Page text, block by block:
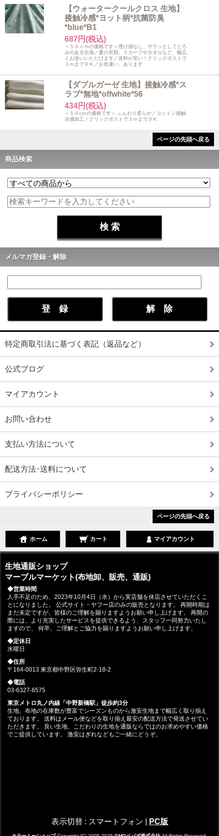
【ウォータークールクロス 生地】
接触冷感*ヨット柄*抗菌防臭
*blue*B1
687円(税込)
＜５０ｃｍの価格です＞透け感なし、サラッとしてとろ
みのある生地／夏の衣類、スカーフやタオルなど、幅広
くお使いいただけます／送料が安い！クリックポストで
３ｍまでＯＫ／お色違い、あります
【ダブルガーゼ 生地】接触冷感*ス
ラブ*無地*offwhite*56
434円(税込)
＜５０cｍの価格です＞ ふんわり柔らか／コットン接触
冷感加工／クリックポストで３ｍまでＯＫ
ページの先頭へ戻る
商品検索
メルマガ登録・解除
特定商取引法に基づく表記（返品など）
公式ブログ
マイアカウント
お問い合わせ
支払い方法について
配送方法･送料について
プライバシーポリシー
ページの先頭へ戻る
ホーム カート マイアカウント
生地通販ショップ
マーブルマーケット(布地卸、販売、通販)
◆営業時間
人手不足のため、2023年10月4日（水）から実店舗を休店させていただくこ
とになりました。 公式サイト・ヤフー店のみの販売となります。 再開時期は
まだ未定ですが、皆様のご理解を賜りますようお願い申し上げます。 再開の
際には、より充実したサービスを提供できるよう、スタッフ一同努力いたし
ますので、 何卒、ご理解とご協力を賜りますようお願い申し上げます。
◆定休日
水曜日
◆住所
〒164-0013 東京都中野区弥生町2-18-2
◆電話
03-6327-6575
東京メトロ丸ノ内線「中野新橋駅」徒歩約3分
生地、布地の在庫数が豊富でシーズンものから激安生地まで幅広く取り揃え
ております。 送料はメール便などを取り揃え最安の配送方法で発送させてい
ただきます。 良い生地、こだわりの生地を通販ならではのお求めやすい価格
でご提供しています。 激安はぎれなどもご一緒にどうぞ。
表示切替 : スマートフォン PC版